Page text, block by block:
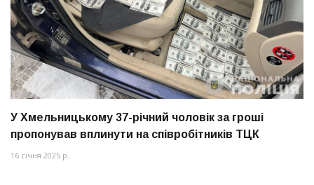
У Хмельницькому 37-річний чоловік за гроші
пропонував вплинути на співробітників ТЦК
16 січня 2025 р.